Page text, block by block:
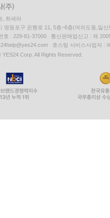
, 최세라
영등포구 은행로 11, 5층~6층(여의도동,일신
호 : 229-81-37000 통신판매업신고 : 제
호스팅 서비스사업자 :
Corp. All Rights Reserved.